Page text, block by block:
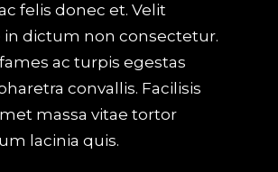
felis donec et. Velit
in dictum non consectetur.
ac turpis egestas
convallis. Facilisis
massa vitae tortor
lacinia quis.